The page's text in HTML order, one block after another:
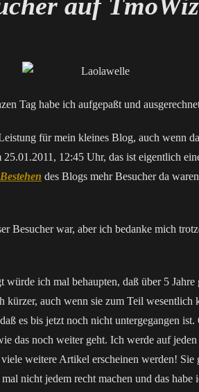
Tag habe ich aufgepaßt und
für mein kleines Blog, auch wenn
12:45 Uhr, das ist eigentlich
des Blogs mehr Besucher da
Besucher war, aber ich bedanke mich
würde ich mal behaupten, daß über 5
kürzer, auch wenn sie zum Teil
es bis jetzt noch nicht untergegangen
das noch weiter geht. Ich werde auf
weitere Artikel erscheinen werden! Sie
nicht jedem recht machen und das